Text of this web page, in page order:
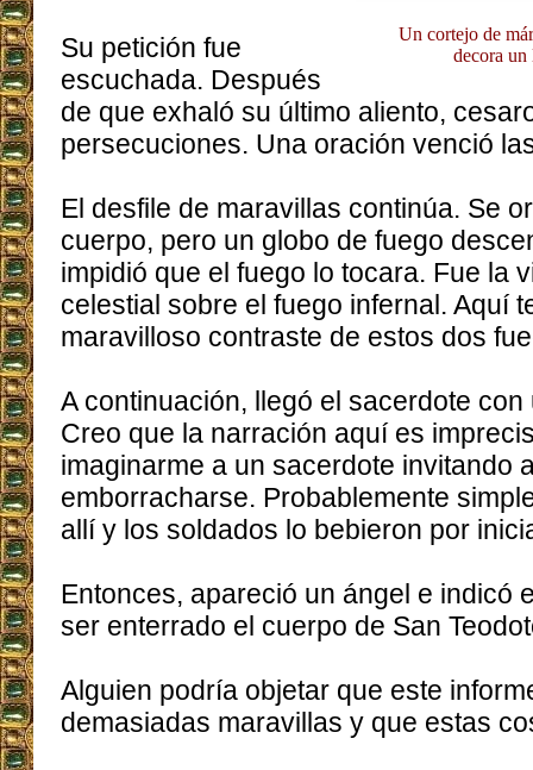
Un cortejo de
decora
Su petición fue
escuchada. Después
de que exhaló su último aliento,
persecuciones. Una oración venció
El desfile de maravillas continúa. Se
cuerpo, pero un globo de fuego
impidió que el fuego lo tocara. Fue la
celestial sobre el fuego infernal. Aquí
maravilloso contraste de estos dos
A continuación, llegó el sacerdote
Creo que la narración aquí es
imaginarme a un sacerdote invitando
emborracharse. Probablemente
allí y los soldados lo bebieron por
Entonces, apareció un ángel e indicó
ser enterrado el cuerpo de San
Alguien podría objetar que este
demasiadas maravillas y que estas